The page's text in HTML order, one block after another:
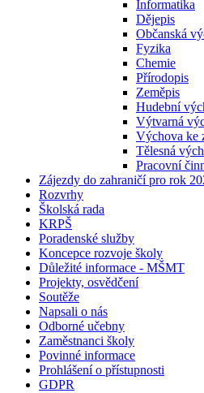
Informatika
Dějepis
Občanská
Fyzika
Chemie
Přírodopis
Zeměpis
Hudební
Výtvarná
Výchova ke
Tělesná
Pracovní
Zájezdy do zahraničí pro rok
Rozvrhy
Školská rada
KRPŠ
Poradenské služby
Koncepce rozvoje školy
Důležité informace - MŠMT
Projekty, osvědčení
Soutěže
Napsali o nás
Odborné učebny
Zaměstnanci školy
Povinné informace
Prohlášení o přístupnosti
GDPR